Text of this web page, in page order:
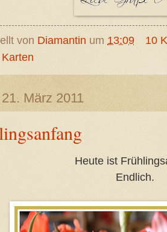
von Diamantin um 13:09
10
Karten
März 2011
Heute ist
Endlich.